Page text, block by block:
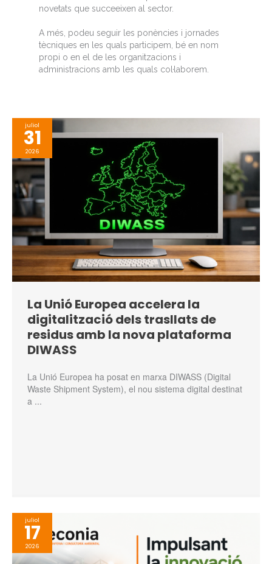
novetats que succeeixen al sector.
A més, podeu seguir les ponències i jornades
tècniques en les quals participem, bé en nom
propi o en el de les organitzacions i
administracions amb les quals col·laborem.
juliol
31
2026
La Unió Europea accelera la
digitalització dels trasllats de
residus amb la nova plataforma
DIWASS
La Unió Europea ha posat en marxa DIWASS (Digital
Waste Shipment System), el nou sistema digital destinat
a ...
juliol
17
2026